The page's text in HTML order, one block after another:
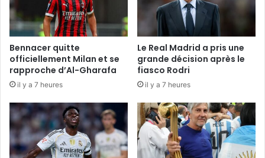
Bennacer quitte
officiellement Milan et se
rapproche d’Al-Gharafa
il y a 7 heures
Le Real Madrid a pris une
grande décision après le
fiasco Rodri
il y a 7 heures